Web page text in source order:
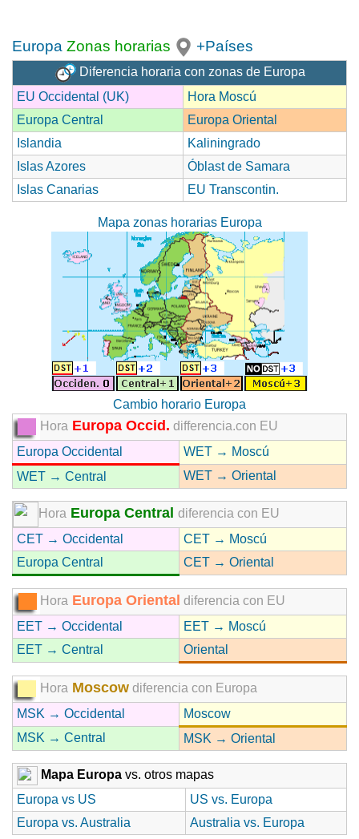
Europa Zonas horarias +Países
Diferencia horaria con zonas de Europa
EU Occidental (UK)
Hora Moscú
Europa Central
Europa Oriental
Islandia
Kaliningrado
Islas Azores
Óblast de Samara
Islas Canarias
EU Transcontin.
Mapa zonas horarias Europa
Cambio horario Europa
Hora Europa Occid. differencia.con EU
Europa Occidental
WET → Moscú
WET → Central
WET → Oriental
Hora Europa Central diferencia con EU
CET → Occidental
CET → Moscú
Europa Central
CET → Oriental
Hora Europa Oriental diferencia con EU
EET → Occidental
EET → Moscú
EET → Central
Oriental
Hora Moscow diferencia con Europa
MSK → Occidental
Moscow
MSK → Central
MSK → Oriental
Mapa Europa vs. otros mapas
Europa vs US
US vs. Europa
Europa vs. Australia
Australia vs. Europa